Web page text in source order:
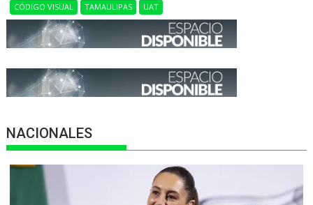
CÓDIGO VISUAL TAMAULIPAS UAT
NACIONALES